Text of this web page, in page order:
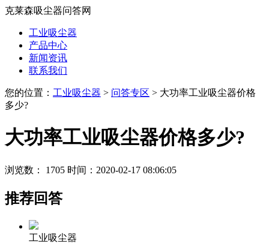
克莱森吸尘器问答网
工业吸尘器
产品中心
新闻资讯
联系我们
您的位置： 工业吸尘器 > 问答专区 > 大功率工业吸尘器价格
多少?
大功率工业吸尘器价格多少?
浏览数： 1705 时间：2020-02-17 08:06:05
推荐回答
工业吸尘器